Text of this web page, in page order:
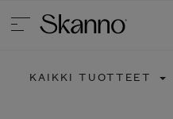
KAIKKI TUOTTEET